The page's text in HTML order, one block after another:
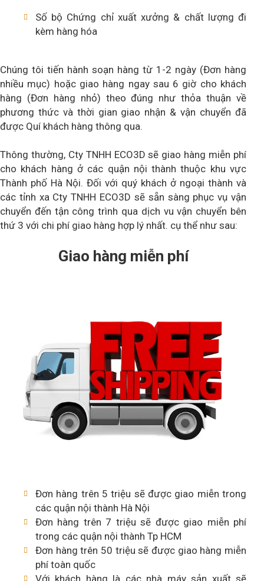
Số bộ Chứng chỉ xuất xưởng & chất lượng đi
kèm hàng hóa
Chúng tôi tiến hành soạn hàng từ 1-2 ngày (Đơn hàng
nhiều mục) hoặc giao hàng ngay sau 6 giờ cho khách
hàng (Đơn hàng nhỏ) theo đúng như thỏa thuận về
phương thức và thời gian giao nhận & vận chuyển đã
được Quí khách hàng thông qua.
Thông thường, Cty TNHH ECO3D sẽ giao hàng miễn phí
cho khách hàng ở các quận nội thành thuộc khu vực
Thành phố Hà Nội. Đối với quý khách ở ngoại thành và
các tỉnh xa Cty TNHH ECO3D sẽ sẵn sàng phục vụ vận
chuyển đến tận công trình qua dịch vu vận chuyển bên
thứ 3 với chi phí giao hàng hợp lý nhất. cụ thể như sau:
Giao hàng miễn phí
Đơn hàng trên 5 triệu sẽ được giao miễn trong
các quận nội thành Hà Nội
Đơn hàng trên 7 triệu sẽ được giao miễn phí
trong các quận nội thành Tp HCM
Đơn hàng trên 50 triệu sẽ được giao hàng miễn
phí toàn quốc
Với khách hàng là các nhà máy sản xuất sẽ